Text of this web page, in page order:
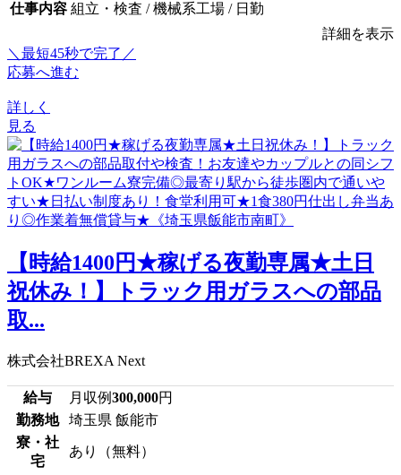
仕事内容 組立・検査 / 機械系工場 / 日勤
詳細を表示
＼最短45秒で完了／
応募へ進む
詳しく
見る
【時給1400円★稼げる夜勤専属★土日
祝休み！】トラック用ガラスへの部品
取...
株式会社BREXA Next
給与 月収例300,000円
勤務地
埼玉県 飯能市
寮・社
宅
あり（無料）